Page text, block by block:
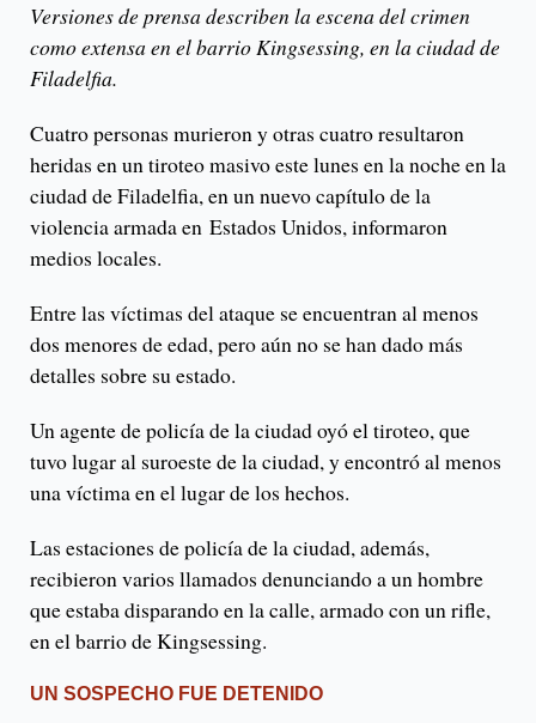
Versiones de prensa describen la escena del crimen
como extensa en el barrio Kingsessing, en la ciudad de
Filadelfia.
Cuatro personas murieron y otras cuatro resultaron
heridas en un tiroteo masivo este lunes en la noche en la
ciudad de Filadelfia, en un nuevo capítulo de la
violencia armada en Estados Unidos, informaron
medios locales.
Entre las víctimas del ataque se encuentran al menos
dos menores de edad, pero aún no se han dado más
detalles sobre su estado.
Un agente de policía de la ciudad oyó el tiroteo, que
tuvo lugar al suroeste de la ciudad, y encontró al menos
una víctima en el lugar de los hechos.
Las estaciones de policía de la ciudad, además,
recibieron varios llamados denunciando a un hombre
que estaba disparando en la calle, armado con un rifle,
en el barrio de Kingsessing.
UN SOSPECHO FUE DETENIDO